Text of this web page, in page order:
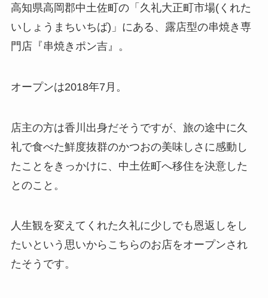
高知県高岡郡中土佐町の「久礼大正町市場(くれた
いしょうまちいちば)」にある、露店型の串焼き専
門店『串焼きポン吉』。
オープンは2018年7月。
店主の方は香川出身だそうですが、旅の途中に久
礼で食べた鮮度抜群のかつおの美味しさに感動し
たことをきっかけに、中土佐町へ移住を決意した
とのこと。
人生観を変えてくれた久礼に少しでも恩返しをし
たいという思いからこちらのお店をオープンされ
たそうです。